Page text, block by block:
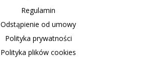
Regulamin
Odstąpienie od umowy
Polityka prywatności
Polityka plików cookies